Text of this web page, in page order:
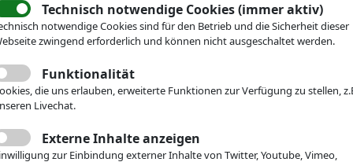
Mikrotechnik News Pressemitteilungen
und Vielfalt in der
MIND –
Neue
Technisch notwendige Cookies (immer aktiv)
notwendige Cookies sind für den Betrieb und die Sicherheit dieser
zwingend erforderlich und können nicht ausgeschaltet werden.
Funktionalität
die uns erlauben, erweiterte Funktionen zur Verfügung zu stellen,
Livechat.
Externe Inhalte anzeigen
zur Einbindung externer Inhalte von Twitter, Youtube, Vimeo,